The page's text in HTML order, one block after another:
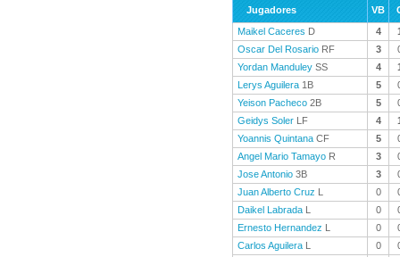
Jugadores VB
Maikel Caceres D 4
Oscar Del Rosario RF 3
Yordan Manduley SS 4
Lerys Aguilera 1B 5
Yeison Pacheco 2B 5
Geidys Soler LF 4
Yoannis Quintana CF 5
Angel Mario Tamayo R 3
Jose Antonio 3B 3
Juan Alberto Cruz L 0
Daikel Labrada L 0
Ernesto Hernandez L 0
Carlos Aguilera L 0